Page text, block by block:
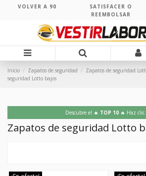
VOLVER A 90
SATISFACER O
REEMBOLSAR
Inicio Zapatos de seguridad Zapatos de seguridad
seguridad Lotto bajos
Descubre el 🔥 TOP 10 🔥 Haz
Zapatos de seguridad Lotto